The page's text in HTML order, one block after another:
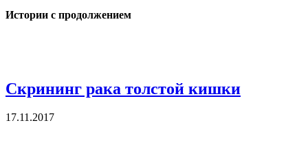
Истории с продолжением
Скрининг рака толстой кишки
17.11.2017